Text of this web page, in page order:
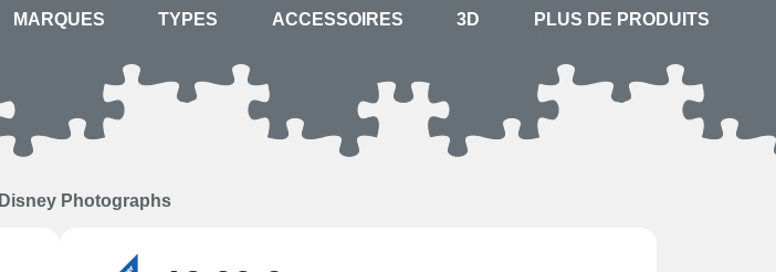
MARQUES TYPES ACCESSOIRES 3D PLUS DE PRODUITS
Disney Photographs